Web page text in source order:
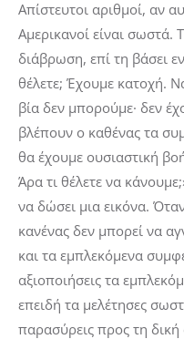
Απίστευτοι αριθμοί, αν
Αμερικανοί είναι σωστά.
διάβρωση, επί τη βάσει
θέλετε; Έχουμε κατοχή.
βία δεν μπορούμε· δεν
βλέπουν ο καθένας τα
θα έχουμε ουσιαστική
Άρα τι θέλετε να
να δώσει μια εικόνα.
κανένας δεν μπορεί να
και τα εμπλεκόμενα
αξιοποιήσεις τα
επειδή τα μελέτησες
παρασύρεις προς τη